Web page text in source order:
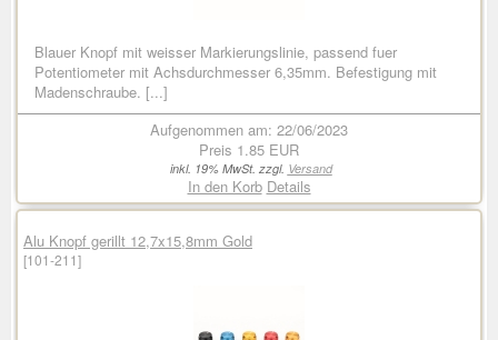
Blauer Knopf mit weisser Markierungslinie, passend fuer
Potentiometer mit Achsdurchmesser 6,35mm. Befestigung mit
Madenschraube. [...]
Aufgenommen am: 22/06/2023
Preis 1.85 EUR
inkl. 19% MwSt. zzgl. Versand
In den Korb Details
Alu Knopf gerillt 12,7x15,8mm Gold
[101-211]